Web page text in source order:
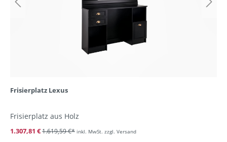
Frisierplatz Lexus
Frisierplatz aus Holz
1.307,81 €1.619,59 €* inkl. MwSt. zzgl. Versand